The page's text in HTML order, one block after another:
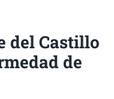
del Castillo
de